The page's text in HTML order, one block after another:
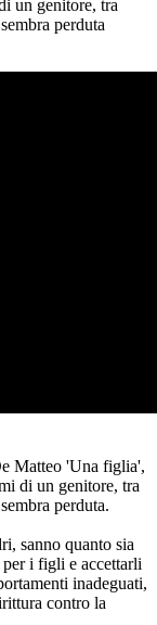
un genitore, tra
perduta
Matteo 'Una figlia',
di un genitore, tra
perduta.
sanno quanto sia
i figli e accettarli
inadeguati,
contro la